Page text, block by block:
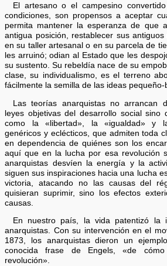
El artesano o el campesino
condiciones, son propensos a aceptar
permita mantener la esperanza de que
antigua posición, restablecer sus
en su taller artesanal o en su parcela de
les arruinó; odian al Estado que les
su sustento. Su rebeldía nace de su
clase, su individualismo, es el terreno
fácilmente la semilla de las ideas pequeño-
Las teorías anarquistas no arrancan
leyes objetivas del desarrollo social sino
como la «libertad», la «igualdad» y
genéricos y eclécticos, que admiten toda
en dependencia de quiénes son los
aquí que en la lucha por esa revolución
anarquistas desvíen la energía y la
siguen sus inspiraciones hacia una lucha
victoria, atacando no las causas del
quisieran suprimir, sino los efectos
causas.
En nuestro país, la vida patentizó la
anarquistas. Con su intervención en el
1873, los anarquistas dieron un
conocida frase de Engels, «de
revolución».